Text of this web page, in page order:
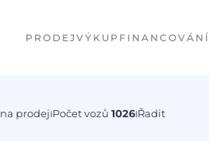
PRODEJ VÝKUP FINANCOVÁNÍ
prodejIPočet vozů 1026IŘadit